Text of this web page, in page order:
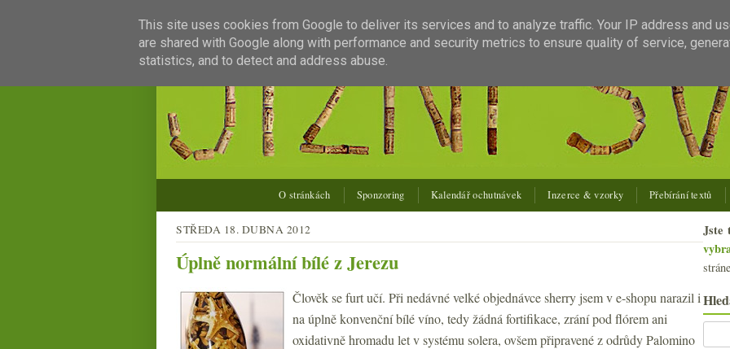
O stránkách Sponzoring Kalendář ochutnávek Inzerce & vzorky Přebírání textů
STŘEDA 18. DUBNA 2012
Úplně normální bílé z Jerezu
Člověk se furt učí. Při nedávné velké objednávce sherry jsem v e-shopu narazil i
na úplně konvenční bílé víno, tedy žádná fortifikace, zrání pod flórem ani
oxidativně hromadu let v systému solera, ovšem připravené z odrůdy Palomino
Jste
This site uses cookies from Google to deliver its services and to analyze traffic. Your IP address and
are shared with Google along with performance and security metrics to ensure quality of service,
statistics, and to detect and address abuse.